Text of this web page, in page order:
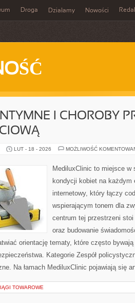
Droga Działamy Nowości
I CHOROBY
LUT - 18 - 2026 MOŻLIWOŚĆ
MediluxClinic to miejsce
kondycji kobiet na każdym
internetowy, który łączy
wspierającym tonem dla
centrum tej przestrzeni
oraz budowanie
orientację tematy, które często
Kategorie Zespół
Na łamach MediluxClinic pojawiają się
TOWAROWE